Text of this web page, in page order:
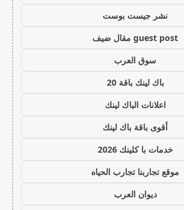
نشر جيست بوست
guest post مقال ضيف
سوق العرب
باك لينك باقة 20
اعلانات الباك لينك
أقوى باقة باك لينك
خدمات با كلينك 2026
موقع تجاربنا تجارب الحياه
ديوان العرب